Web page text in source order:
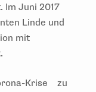
Im Juni 2017
Linde und
mit
Krise zu